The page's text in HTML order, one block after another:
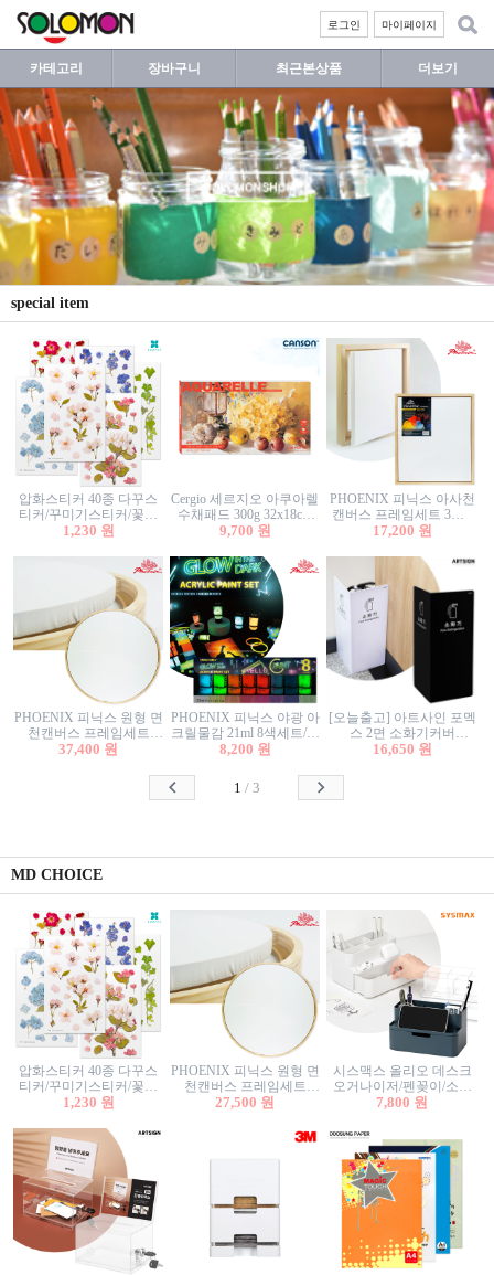
마이페이지
로그인
카테고리 장바구니 최근본상품 더보기
special item
압화스티커 40종 다꾸스
티커/꾸미기스티커/꽃스
티커/압화꽃책갈피/팬시
1,230 원
Cergio 세르지오 아쿠아렐
수채패드 300g 32x18cm
12매 1면제본
9,700 원
PHOENIX 피닉스 아사천
캔버스 프레임세트 3호F
27.3x22cm 캔버스와 올림
17,200 원
PHOENIX 피닉스 원형 면
천캔버스 프레임세트
40cm/원형캔버스/플로팅
37,400 원
PHOENIX 피닉스 야광 아
크릴물감 21ml 8색세트/야
광물감
8,200 원
[오늘출고] 아트사인 포멕
스 2면 소화기커버
1470/1471/소화기커버/소
함/소화기거치대/소화기
16,650 원
1 / 3
MD CHOICE
압화스티커 40종 다꾸스
티커/꾸미기스티커/꽃스
티커/압화꽃책갈피/팬시
1,230 원
PHOENIX 피닉스 원형 면
천캔버스 프레임세트
30cm/원형캔버스/플로팅
27,500 원
시스맥스 올리오 데스크
오거나이저/펜꽂이/소품
꽂이/소품함/정리함/수납
7,800 원